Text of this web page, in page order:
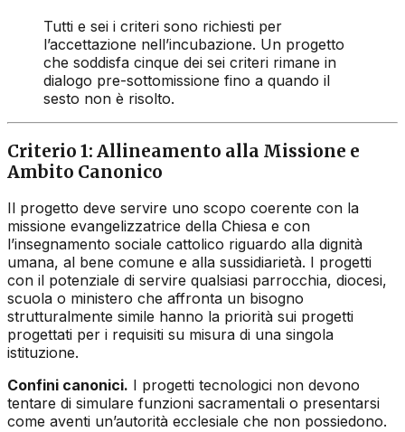
Tutti e sei i criteri sono richiesti per
l’accettazione nell’incubazione. Un progetto
che soddisfa cinque dei sei criteri rimane in
dialogo pre-sottomissione fino a quando il
sesto non è risolto.
Criterio 1: Allineamento alla Missione e
Ambito Canonico
Il progetto deve servire uno scopo coerente con la
missione evangelizzatrice della Chiesa e con
l’insegnamento sociale cattolico riguardo alla dignità
umana, al bene comune e alla sussidiarietà. I progetti
con il potenziale di servire qualsiasi parrocchia, diocesi,
scuola o ministero che affronta un bisogno
strutturalmente simile hanno la priorità sui progetti
progettati per i requisiti su misura di una singola
istituzione.
Confini canonici. I progetti tecnologici non devono
tentare di simulare funzioni sacramentali o presentarsi
come aventi un’autorità ecclesiale che non possiedono.